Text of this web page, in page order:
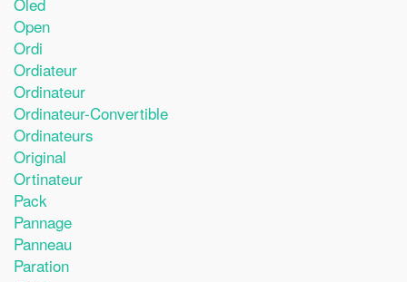
Open
Ordi
Ordiateur
Ordinateur
Ordinateur-Convertible
Ordinateurs
Original
Ortinateur
Pack
Pannage
Panneau
Paration